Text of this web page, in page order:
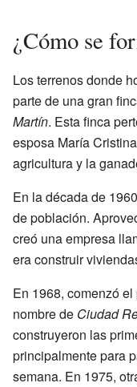
¿Cómo se
Los terrenos donde
parte de una gran
Martín. Esta finca
esposa María
agricultura y la
En la década de
de población.
creó una empresa
era construir
En 1968, comenzó
nombre de Ciudad
construyeron las
principalmente para
semana. En 1975,